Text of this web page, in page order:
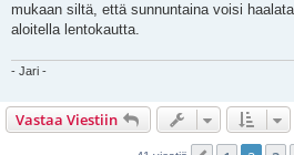
mukaan siltä, että sunnuntaina voisi
aloitella lentokautta.
- Jari -
Vastaa Viestiin